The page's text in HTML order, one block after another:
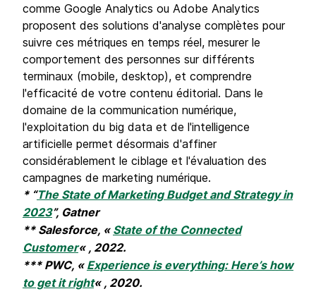
comme Google Analytics ou Adobe Analytics
proposent des solutions d'analyse complètes pour
suivre ces métriques en temps réel, mesurer le
comportement des personnes sur différents
terminaux (mobile, desktop), et comprendre
l'efficacité de votre contenu éditorial. Dans le
domaine de la communication numérique,
l'exploitation du big data et de l'intelligence
artificielle permet désormais d'affiner
considérablement le ciblage et l'évaluation des
campagnes de marketing numérique.
* “The State of Marketing Budget and Strategy in
2023”, Gatner
** Salesforce, « State of the Connected
Customer« , 2022.
*** PWC, « Experience is everything: Here’s how
to get it right« , 2020.